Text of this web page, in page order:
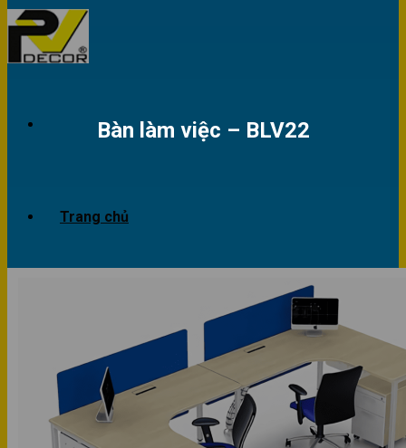
Trang chủ
Dự án
Công trình văn phòng
Công trình nhà ở
Bàn làm việc – BLV22